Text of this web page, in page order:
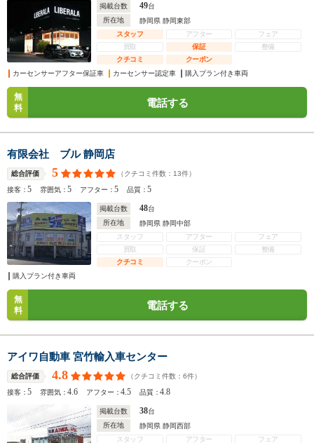
掲載台数 49台
所在地
静岡県 静岡東部
スタッフ
アフター
フェア
買取
保証
整備
クチコミ
クーポン
カーセンサーアフター保証車
カーセンサー認定車 購入プラン付き車両
無
料
電話する
有限会社 ブル 静岡店
総合評価 5 （クチコミ件数： 13件）
接客：5 雰囲気：5 アフター：5 品質：5
掲載台数 48台
所在地
静岡県 静岡中部
スタッフ
アフター
フェア
買取
保証
整備
クチコミ
クーポン
購入プラン付き車両
無
料
電話する
アイワ自動車 宮竹輸入車センター
総合評価 4.8 （クチコミ件数： 6件）
接客：5 雰囲気：4.6 アフター：4.5 品質：4.8
掲載台数 38台
所在地
静岡県 静岡西部
スタッフ
アフター フェア